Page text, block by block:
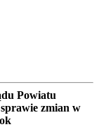
Powiatu
zmian w